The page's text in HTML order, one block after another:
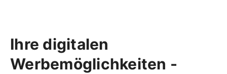
Ihre digitalen
Werbemöglichkeiten -